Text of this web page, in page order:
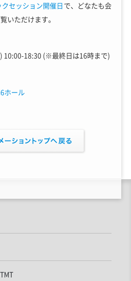
セッション開催日 で、どなたも会
いただけます。
10:00-18:30 (※最終日は16時まで)
ホール